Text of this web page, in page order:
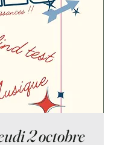
2 octobre